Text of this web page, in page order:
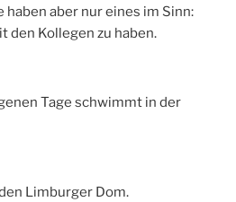
haben aber nur eines im Sinn:
den Kollegen zu haben.
Tage schwimmt in der
Limburger Dom.